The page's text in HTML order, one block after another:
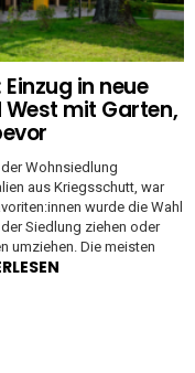
in neue
mit Garten,
Wohnsiedlung
aus Kriegsschutt, war
wurde die Wahl
Siedlung ziehen oder
umziehen. Die meisten